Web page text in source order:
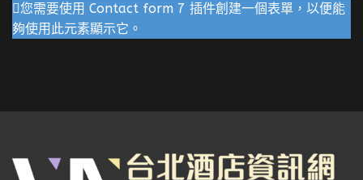
您需要使用 Contact form 7 插件創建一個表單，以便能
夠使用此元素顯示它。